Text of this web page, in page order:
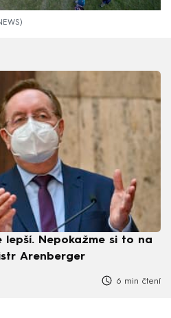
lepší. Nepokažme si to na
Arenberger
6 min čtení